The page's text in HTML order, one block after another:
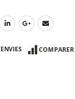
COMPARER